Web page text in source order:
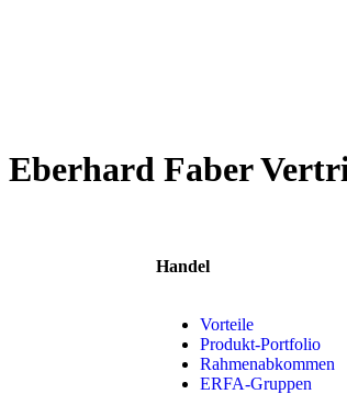
Eberhard Faber
Handel
Vorteile
Produkt-Portfolio
Rahmenabkommen
ERFA-Gruppen